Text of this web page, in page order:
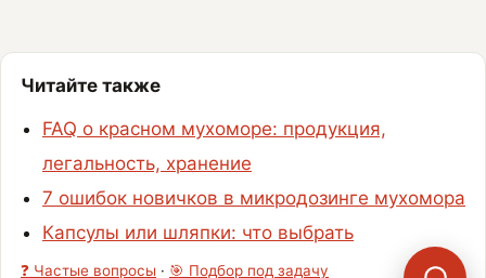
Читайте также
FAQ о красном мухоморе: продукция,
легальность, хранение
7 ошибок новичков в микродозинге мухомора
Капсулы или шляпки: что выбрать
❓ Частые вопросы · 🎯 Подбор под задачу